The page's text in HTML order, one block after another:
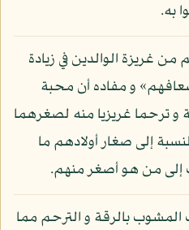
به.
غريزة الوالدين في زيادة
و مفاده أن محبة
ترحما غريزيا منه لصغرهما
إلى صغار أولادهم ما
إلى من هو أصغر منهم.
بالرقة و الترحم مما